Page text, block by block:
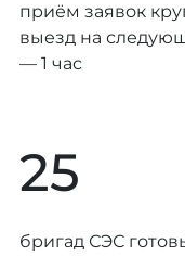
приём заявок
выезд на
— 1 час
25
бригад СЭС